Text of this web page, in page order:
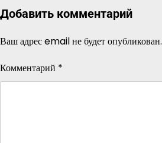
Добавить комментарий
Ваш адрес email не будет опубликован.
Комментарий *